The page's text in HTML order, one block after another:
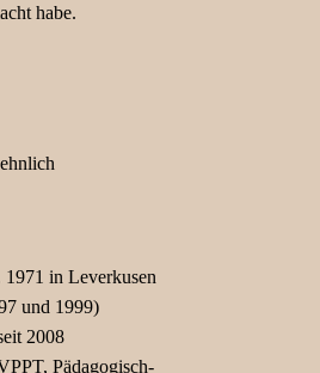
habe.
1971 in Leverkusen
und 1999)
2008
Pädagogisch-